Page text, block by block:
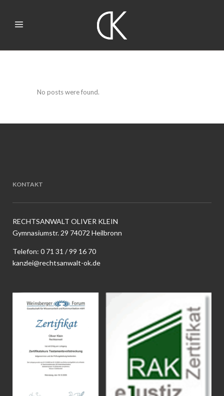
No posts were found.
KONTAKT
RECHTSANWALT OLIVER KLEIN
Gymnasiumstr. 29 74072 Heilbronn
Telefon: 0 71 31 / 99 16 70
kanzlei@rechtsanwalt-ok.de